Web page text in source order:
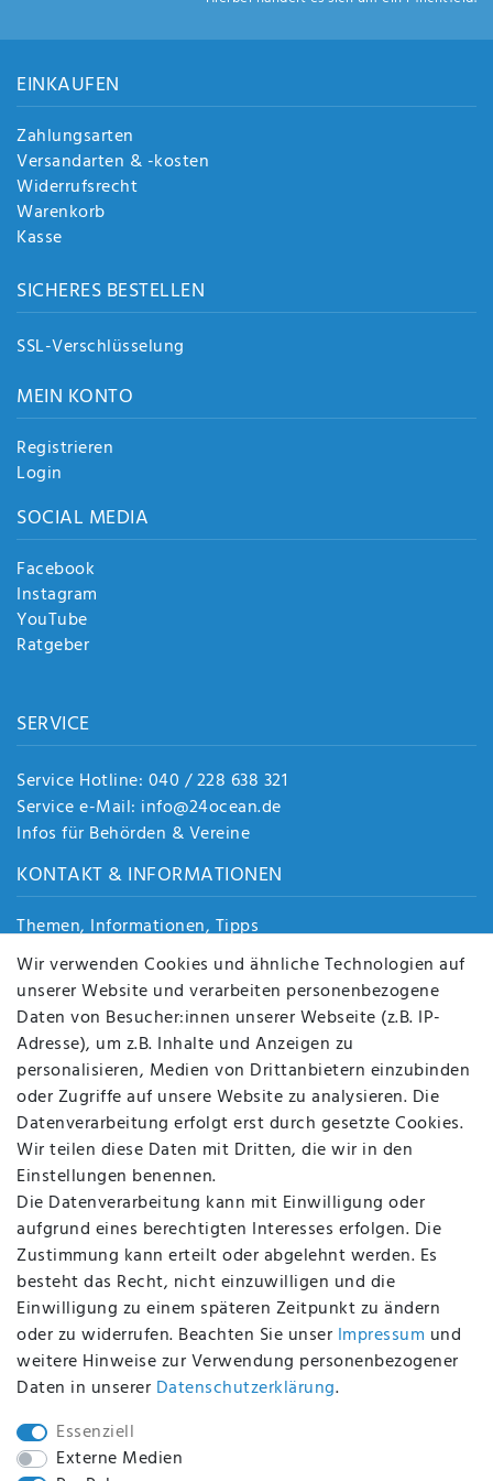
rag
sen
de
n
EINKAUFEN
Zahlungsarten
Versandarten & -kosten
Widerrufsrecht
Warenkorb
Kasse
SICHERES BESTELLEN
SSL-Verschlüsselung
MEIN KONTO
Registrieren
Login
SOCIAL MEDIA
Facebook
Instagram
YouTube
Ratgeber
SERVICE
Service Hotline: 040 / 228 638 321
Service e-Mail: info@24ocean.de
Infos für Behörden & Vereine
KONTAKT & INFORMATIONEN
Themen, Informationen, Tipps
Jobs
Über uns
Kontakt
Datenschutz
AGB
FAQ
Batterieentsorgung
Altölverordnung
Impressum
BEQUEM UND SICHER BEZAHLEN MIT
BEI UNS SIND SIE SICHER!
Wir verwenden Cookies und ähnliche Technologien auf
unserer Website und verarbeiten personenbezogene
Daten von Besucher:innen unserer Webseite (z.B. IP-
Adresse), um z.B. Inhalte und Anzeigen zu
personalisieren, Medien von Drittanbietern einzubinden
oder Zugriffe auf unsere Website zu analysieren. Die
Datenverarbeitung erfolgt erst durch gesetzte Cookies.
Wir teilen diese Daten mit Dritten, die wir in den
Einstellungen benennen.
Die Datenverarbeitung kann mit Einwilligung oder
aufgrund eines berechtigten Interesses erfolgen. Die
Zustimmung kann erteilt oder abgelehnt werden. Es
besteht das Recht, nicht einzuwilligen und die
Einwilligung zu einem späteren Zeitpunkt zu ändern
oder zu widerrufen. Beachten Sie unser Impressum und
weitere Hinweise zur Verwendung personenbezogener
Daten in unserer Daten­schutz­erklärung.
Essenziell
Externe Medien